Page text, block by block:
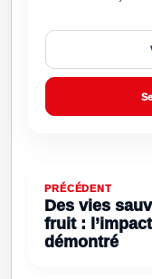
PRÉCÉDENT
Des vies
fruit :
démontré